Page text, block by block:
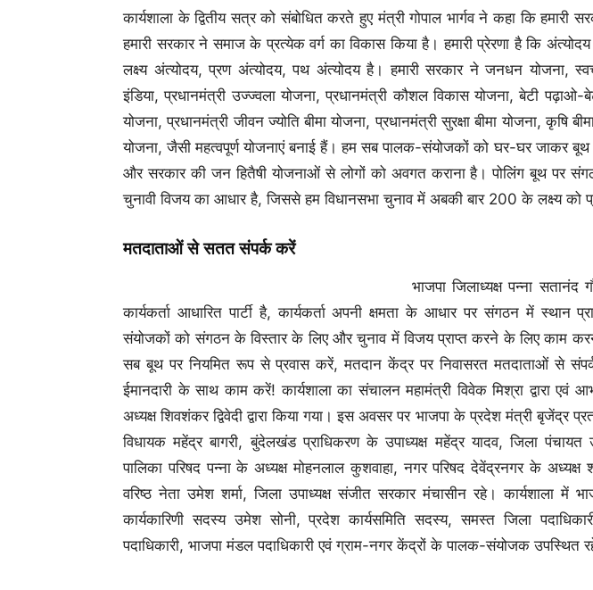
कार्यशाला के द्वितीय सत्र को संबोधित करते हुए मंत्री गोपाल भार्गव ने कहा कि हमारी
हमारी सरकार ने समाज के प्रत्येक वर्ग का विकास किया है। हमारी प्रेरणा है कि अंत्योदय
लक्ष्य अंत्योदय, प्रण अंत्योदय, पथ अंत्योदय है। हमारी सरकार ने जनधन योजना,
इंडिया, प्रधानमंत्री उज्ज्वला योजना, प्रधानमंत्री कौशल विकास योजना, बेटी
योजना, प्रधानमंत्री जीवन ज्योति बीमा योजना, प्रधानमंत्री सुरक्षा बीमा योजना, कृषि
योजना, जैसी महत्वपूर्ण योजनाएं बनाई हैं। हम सब पालक-संयोजकों को घर-घर जाकर बूथ
और सरकार की जन हितैषी योजनाओं से लोगों को अवगत कराना है। पोलिंग बूथ पर
चुनावी विजय का आधार है, जिससे हम विधानसभा चुनाव में अबकी बार 200 के लक्ष्य को
मतदाताओं से सतत संपर्क करें
भाजपा जिलाध्यक्ष पन्ना सतानंद
कार्यकर्ता आधारित पार्टी है, कार्यकर्ता अपनी क्षमता के आधार पर संगठन में स्थान
संयोजकों को संगठन के विस्तार के लिए और चुनाव में विजय प्राप्त करने के लिए काम
सब बूथ पर नियमित रूप से प्रवास करें, मतदान केंद्र पर निवासरत मतदाताओं से
ईमानदारी के साथ काम करें! कार्यशाला का संचालन महामंत्री विवेक मिश्रा द्वारा एवं
अध्यक्ष शिवशंकर द्विवेदी द्वारा किया गया। इस अवसर पर भाजपा के प्रदेश मंत्री बृजेंद्र
विधायक महेंद्र बागरी, बुंदेलखंड प्राधिकरण के उपाध्यक्ष महेंद्र यादव, जिला पंचायत
पालिका परिषद पन्ना के अध्यक्ष मोहनलाल कुशवाहा, नगर परिषद देवेंद्रनगर के अध्यक्ष
वरिष्ठ नेता उमेश शर्मा, जिला उपाध्यक्ष संजीत सरकार मंचासीन रहे। कार्यशाला में
कार्यकारिणी सदस्य उमेश सोनी, प्रदेश कार्यसमिति सदस्य, समस्त जिला
पदाधिकारी, भाजपा मंडल पदाधिकारी एवं ग्राम-नगर केंद्रों के पालक-संयोजक उपस्थित